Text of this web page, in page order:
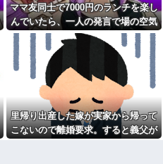
先に帰宅して先に夕飯を食べ
る旦那。私が帰宅して食器を洗
うんだけど何度言っても旦那が
自分の食べた食器を水につけて
おいてくれない。「あっ忘れて
た」って言いながら何回も繰り
返す
同性から見て魅力のない女性
女「赤ちゃん抱っこしてみま
すか～？w」ワイ（やめろおおお
おおおおおおおおおおお）
【画像】このボケて、破壊力
ありすぎてクッソワロタｗｗｗ
ママ友同士で7000円のランチを楽し
んでいたら、一人の発言で場の空気
が凍りついた。その理由とは…
里帰り出産した嫁が実家から帰って
こないので離婚要求。すると義父が